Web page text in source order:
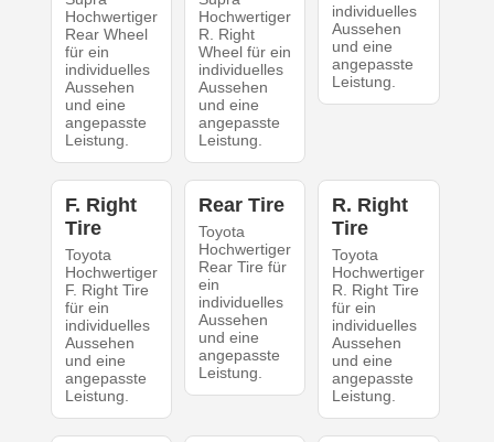
Hochwertiger
Rear Wheel
für ein
individuelles
Aussehen
und eine
angepasste
Leistung.
Hochwertiger
R. Right
Wheel für ein
individuelles
Aussehen
und eine
angepasste
Leistung.
individuelles
Aussehen
und eine
angepasste
Leistung.
F. Right
Tire
Toyota
Hochwertiger
F. Right Tire
für ein
individuelles
Aussehen
und eine
angepasste
Leistung.
Rear Tire
Toyota
Hochwertiger
Rear Tire für
ein
individuelles
Aussehen
und eine
angepasste
Leistung.
R. Right
Tire
Toyota
Hochwertiger
R. Right Tire
für ein
individuelles
Aussehen
und eine
angepasste
Leistung.